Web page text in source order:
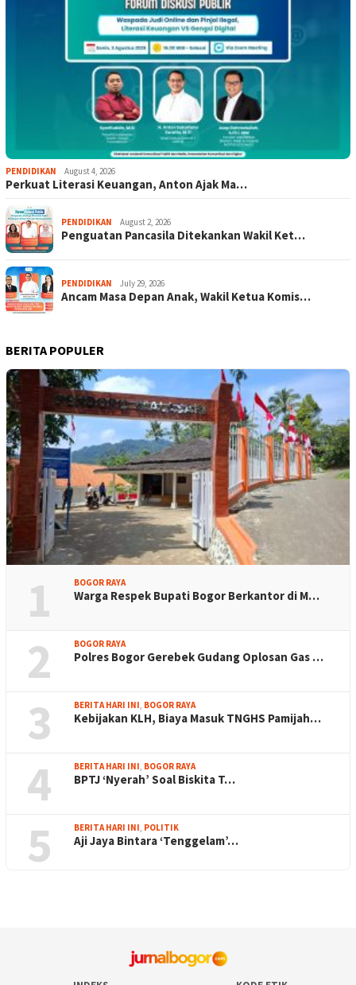
PENDIDIKAN August 4, 2026
Perkuat Literasi Keuangan, Anton Ajak Ma…
PENDIDIKAN August 2, 2026
Penguatan Pancasila Ditekankan Wakil Ket…
PENDIDIKAN July 29, 2026
Ancam Masa Depan Anak, Wakil Ketua Komis…
BERITA POPULER
1 BOGOR RAYA
Warga Respek Bupati Bogor Berkantor di M…
2 BOGOR RAYA
Polres Bogor Gerebek Gudang Oplosan Gas …
3 BERITA HARI INI, BOGOR RAYA
Kebijakan KLH, Biaya Masuk TNGHS Pamijah…
4 BERITA HARI INI, BOGOR RAYA
BPTJ ‘Nyerah’ Soal Biskita T…
5 BERITA HARI INI, POLITIK
Aji Jaya Bintara ‘Tenggelam’…